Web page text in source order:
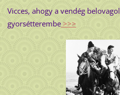
Vicces, ahogy a vendég
gyorsétterembe>>>